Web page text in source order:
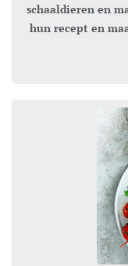
schaaldieren en
hun recept en